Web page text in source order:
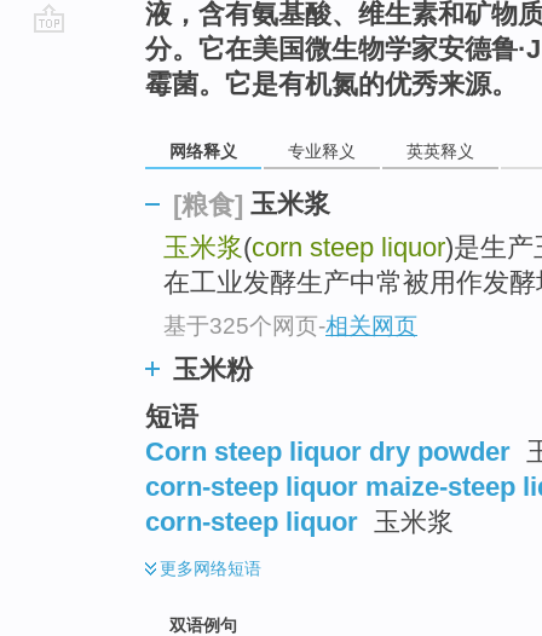
液，含有氨基酸、维生素和矿物
分。它在美国微生物学家安德鲁
霉菌。它是有机氮的优秀来源。
网络释义 专业释义 英英释义
[粮食] 玉米浆
玉米浆(corn steep liquor)是生产
在工业发酵生产中常被用作发
基于325个网页-相关网页
玉米粉
短语
Corn steep liquor dry powder
corn-steep liquor maize-steep
corn-steep liquor 玉米浆
更多网络短语
双语例句